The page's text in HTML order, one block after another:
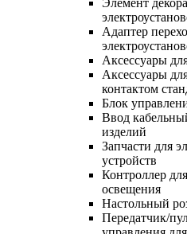
Адаптер
Аксессуары
Аксессуары
контактом
Блок
Ввод
изделий
Запчасти для
устройств
Контроллер
освещения
Настольный
Передатчик/